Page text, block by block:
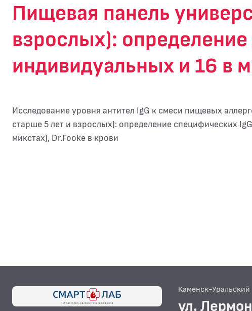
Пищевая панель
взрослых):
индивидуальных и 16 в
Исследование уровня антител IgG к смеси пищевых
старше 5 лет и взрослых): определение специфических
микстах), Dr.Fooke в крови
Каменск-Уральский
ул.